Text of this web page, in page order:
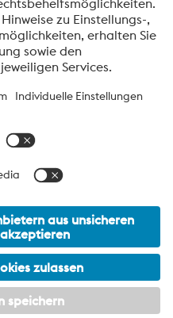
Metals International
International GmbH ist
der High Performance
Die Division
für
Metals International
Impressum